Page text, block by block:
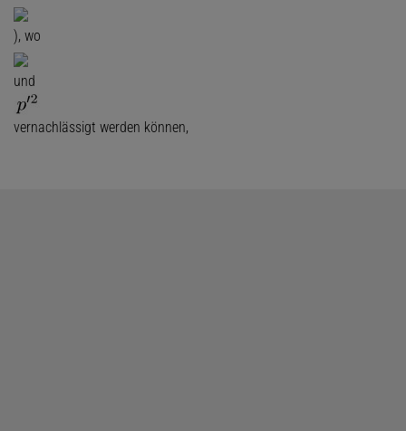
), wo
und
vernachlässigt werden können,